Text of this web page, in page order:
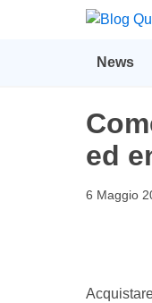
News
ed
6 Maggio